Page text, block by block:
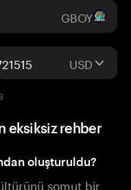
GBOY
USD
eksiksiz rehber
oluşturuldu?
somut bir